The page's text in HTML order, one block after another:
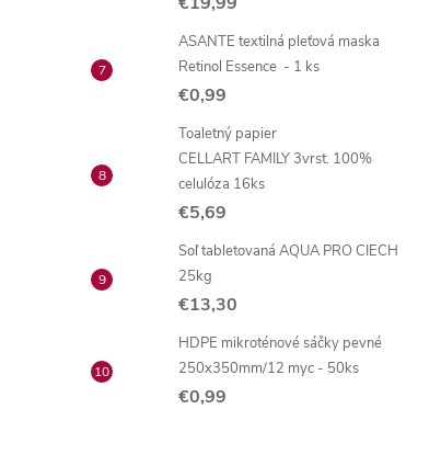
ASANTE textilná pleťová maska
Retinol Essence - 1 ks
€0,99
Toaletný papier
CELLART FAMILY 3vrst. 100%
celulóza 16ks
€5,69
Soľ tabletovaná AQUA PRO CIECH
25kg
€13,30
HDPE mikroténové sáčky pevné
250x350mm/12 myc - 50ks
€0,99